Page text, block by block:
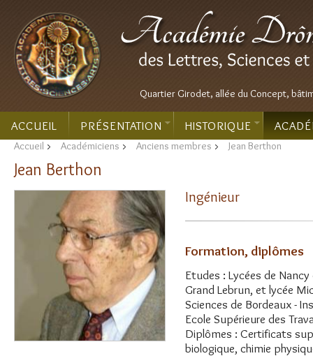
Quartier Girodet, allée du Concept,
ACCUEIL PRÉSENTATION HISTORIQUE
Accueil > Académiciens > Anciens membres > Jean Berthon
Jean Berthon
Ingénieur
Formation, diplômes
Etudes : Lycées de
Grand Lebrun, et lycée
Sciences de Bordeaux -
Ecole Supérieure des
Diplômes : Certificats
biologique, chimie